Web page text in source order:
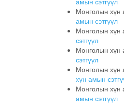
Монголын хүн
амын сэтгүүл
Монголын хүн
сэтгүүл
Монголын хүн
сэтгүүл
Монголын хүн
хүн амын
Монголын хүн
амын сэтгүүл